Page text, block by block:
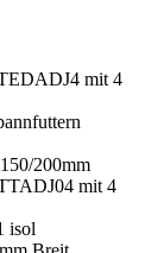
TEDADJ4 mit 4
200mm
mit 4
isol